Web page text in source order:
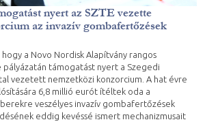
nyert az SZTE vezette
az invazív gombafertőzések
hogy a Novo Nordisk Alapítvány rangos
pályázatán támogatást nyert a Szegedi
vezetett nemzetközi konzorcium. A hat évre
6,8 millió eurót ítéltek oda a
veszélyes invazív gombafertőzések
eddig kevéssé ismert mechanizmusait